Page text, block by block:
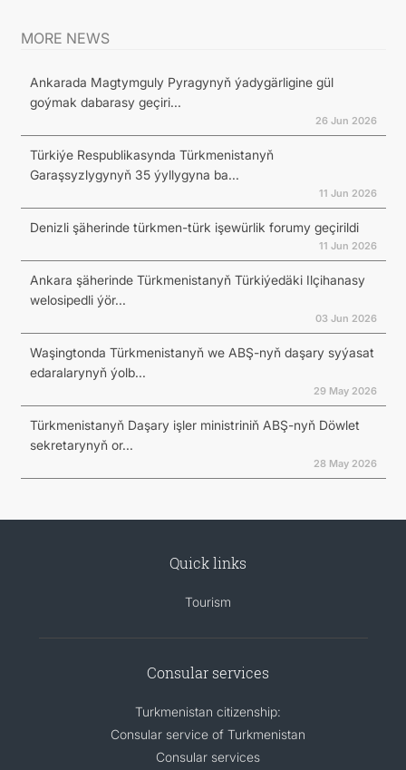
MORE NEWS
Ankarada Magtymguly Pyragynyň ýadygärligine gül
goýmak dabarasy geçiri...
26 Jun 2026
Türkiýe Respublikasynda Türkmenistanyň
Garaşsyzlygynyň 35 ýyllygyna ba...
11 Jun 2026
Denizli şäherinde türkmen-türk işewürlik forumy geçirildi
11 Jun 2026
Ankara şäherinde Türkmenistanyň Türkiýedäki Ilçihanasy
welosipedli ýör...
03 Jun 2026
Waşingtonda Türkmenistanyň we ABŞ-nyň daşary syýasat
edaralarynyň ýolb...
29 May 2026
Türkmenistanyň Daşary işler ministriniň ABŞ-nyň Döwlet
sekretarynyň or...
28 May 2026
Quick links
Tourism
Consular services
Turkmenistan citizenship:
Consular service of Turkmenistan
Consular services